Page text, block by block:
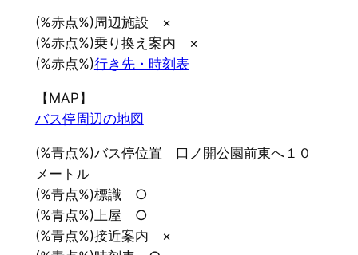
(%赤点%)周辺施設 ×
(%赤点%)乗り換え案内 ×
(%赤点%)行き先・時刻表
【MAP】
バス停周辺の地図
(%青点%)バス停位置 口ノ開公園前東へ１０
メートル
(%青点%)標識 ○
(%青点%)上屋 ○
(%青点%)接近案内 ×